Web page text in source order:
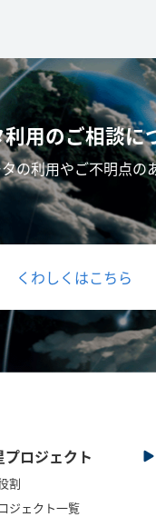
用のご相談に
の利用やご不明点の
くわしくはこちら
ロジェクト
割
ジェクト一覧